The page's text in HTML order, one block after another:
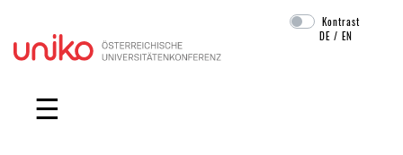
Navigation überspringen
Kontrast
DE /EN
☰